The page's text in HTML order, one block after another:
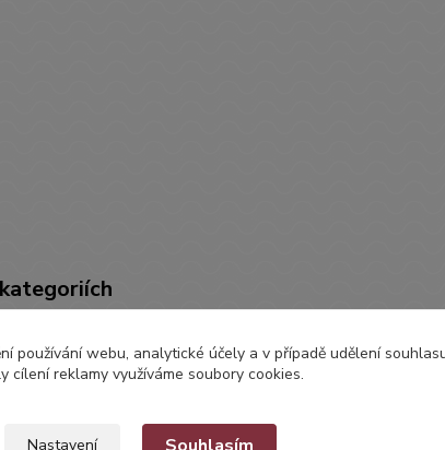
používání webu, analytické účely a v případě udělení
cílení reklamy využíváme soubory cookies.
Nastavení